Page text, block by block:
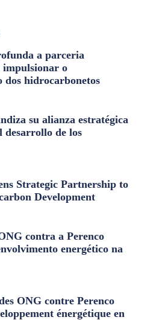
a parceria
impulsionar o
dos hidrocarbonetos
su alianza estratégica
desarrollo de los
Strategic Partnership to
Development
contra a Perenco
energético na
ONG contre Perenco
énergétique en